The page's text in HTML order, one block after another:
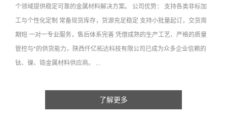
个领域提供稳定可靠的金属材料解决方案。 公司优势： 支持各类非标加
工与个性化定制 常备现货库存，货源充足稳定 支持小批量起订，交货周
期短 一对一专业服务，售后体系完善 凭借成熟的生产工艺、严格的质量
管控与*的供货能力，陕西仟亿拓达科技有限公司已成为众多企业信赖的
钛、镍、锆金属材料供应商。 ...
了解更多